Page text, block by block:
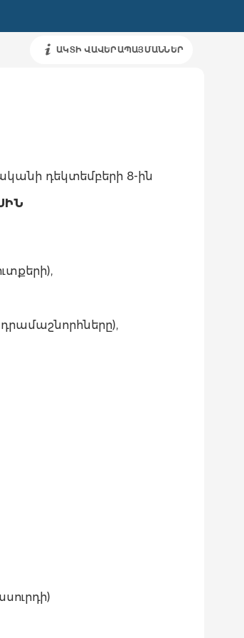
ԱԿՏԻ ՎԱՎԵՐԱՊԱՅՄԱՆՆԵՐ
դեկտեմբերի 8-ին